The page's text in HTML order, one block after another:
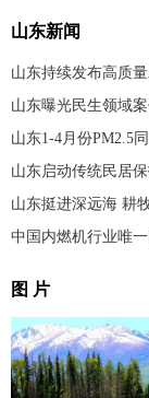
山东新闻
山东持续发布高质
山东曝光民生领域
山东1-4月份PM2.5
山东启动传统民居
山东挺进深远海 耕
中国内燃机行业唯
图 片